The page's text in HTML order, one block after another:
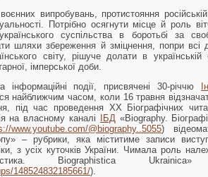
випробувань, протистояння російській
Потрібно осягнути місце й роль
українського суспільства в боротьбі за
шляхи збереження й зміцнення, попри всі
світу, рішуче долати в українській
імперської доби.
інформаційні події, присвячені 30-річчю
найближчим часом, коли 16 травня
під час проведення ХХ Біографічних
на власному каналі
ІБД «Biography.
www.youtube.com/@biography..5055)
– рубрики, яка міститиме записи
з усіх куточків України. Чимала роль
Biographistica
148524832185661/).